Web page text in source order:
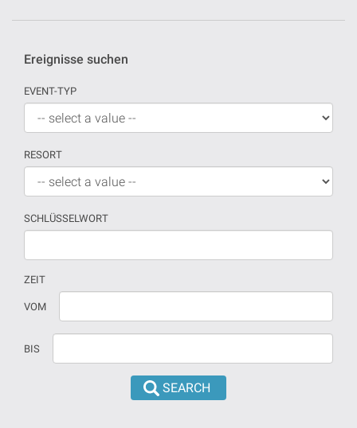
Ereignisse suchen
EVENT-TYP
RESORT
SCHLÜSSELWORT
ZEIT
Wenn
Datum
versehen
Datum
dd/mm/yyyy
VOM
BIS